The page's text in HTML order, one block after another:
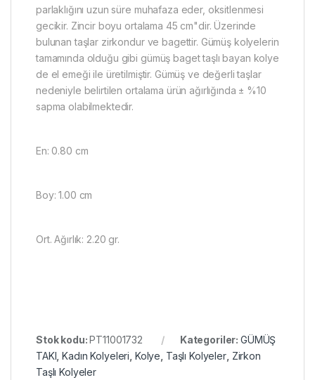
parlaklığını uzun süre muhafaza eder, oksitlenmesi
gecikir. Zincir boyu ortalama 45 cm"dir. Üzerinde
bulunan taşlar zirkondur ve bagettir. Gümüş kolyelerin
tamamında olduğu gibi gümüş baget taşlı bayan kolye
de el emeği ile üretilmiştir. Gümüş ve değerli taşlar
nedeniyle belirtilen ortalama ürün ağırlığında ± %10
sapma olabilmektedir.
En: 0.80 cm
Boy: 1.00 cm
Ort. Ağırlık: 2.20 gr.
Stok kodu:PT11001732 Kategoriler: GÜMÜŞ
TAKI ,Kadın Kolyeleri Kolye Taşlı Kolyeler, Zirkon
Taşlı Kolyeler